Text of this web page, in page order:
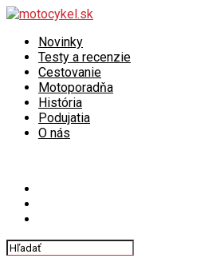
Novinky
Testy a recenzie
Cestovanie
Motoporadňa
História
Podujatia
O nás